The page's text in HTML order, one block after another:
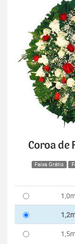
Coroa de
Faixa Grátis